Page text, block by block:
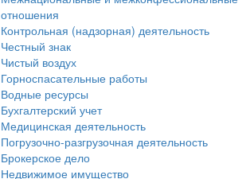
отношения
Контрольная (надзорная) деятельность
Честный знак
Чистый воздух
Горноспасательные работы
Водные ресурсы
Бухгалтерский учет
Медицинская деятельность
Погрузочно-разгрузочная деятельность
Брокерское дело
Недвижимое имущество